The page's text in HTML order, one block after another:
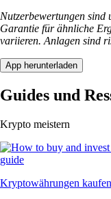
Nutzerbewertungen sind
Garantie für ähnliche
variieren. Anlagen sind
App herunterladen
Guides und
Krypto meistern
Kryptowährungen